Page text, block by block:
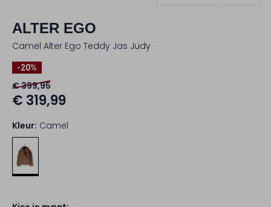
ALTER EGO
Camel Alter Ego Teddy Jas Judy
-20%
€ 399,95
€ 319,99
Kleur: Camel